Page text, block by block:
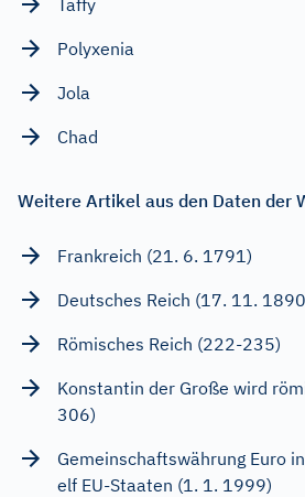
Polyxenia
Jola
Chad
Weitere Artikel aus den Daten der
Frankreich (21. 6. 1791)
Deutsches Reich (17. 11.
Römisches Reich (222-235)
Konstantin der Große wird
306)
Gemeinschaftswährung Euro in
elf EU-Staaten (1. 1. 1999)